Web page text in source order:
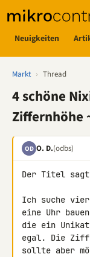
Neuigkeiten
Markt › Thread
4 schöne
Ziffernhöhe
OD O. D.(odbs)
Der Titel
Ich suche
eine Uhr
die ein
egal. Die
sollte aber